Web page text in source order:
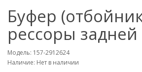
Буфер
рессоры
Модель: 157-2912624
Наличие: Нет в наличии